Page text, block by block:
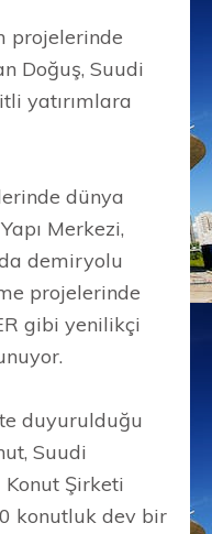
projelerinde
Doğuş, Suudi
yatırımlara
dünya
Merkezi,
demiryolu
projelerinde
gibi yenilikçi
duyurulduğu
Suudi
Şirketi
konutluk dev bir